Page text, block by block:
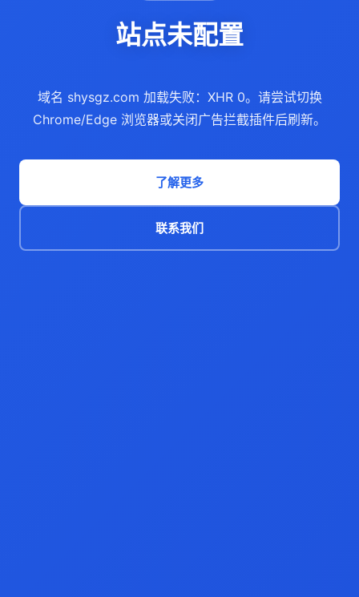
站点未配置
域名 shysgz.com 加载失败：XHR 0。请尝试切换
Chrome/Edge 浏览器或关闭广告拦截插件后刷新。
了解更多
联系我们